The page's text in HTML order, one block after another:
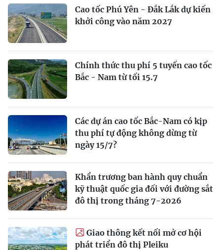
Cao tốc Phú Yên - Đắk Lắk dự kiến
khởi công vào năm 2027
Chính thức thu phí 5 tuyến cao tốc
Bắc - Nam từ tối 15.7
Các dự án cao tốc Bắc-Nam có kịp
thu phí tự động không dừng từ
ngày 15/7?
Khẩn trương ban hành quy chuẩn
kỹ thuật quốc gia đối với đường sắt
đô thị trong tháng 7-2026
Giao thông kết nối mở cơ hội
phát triển đô thị Pleiku